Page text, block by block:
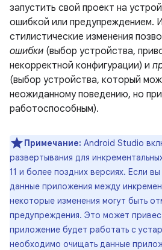
запустить свой проект на
ошибкой или предупреждением.
стилистические изменения
ошибки (выбор устройства,
некорректной конфигурации) и
(выбор устройства, который
неожиданному поведению, но
работоспособным).
Примечание: Android Studio
развертывания для
11 и более поздних версиях. Если
данные приложения между
некоторые изменения могут быть
предупреждения. Это может
приложение будет работать с
необходимо очищать данные